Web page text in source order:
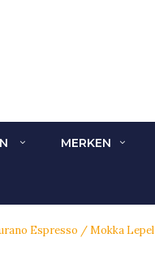
MERKEN
Espresso / Mokka